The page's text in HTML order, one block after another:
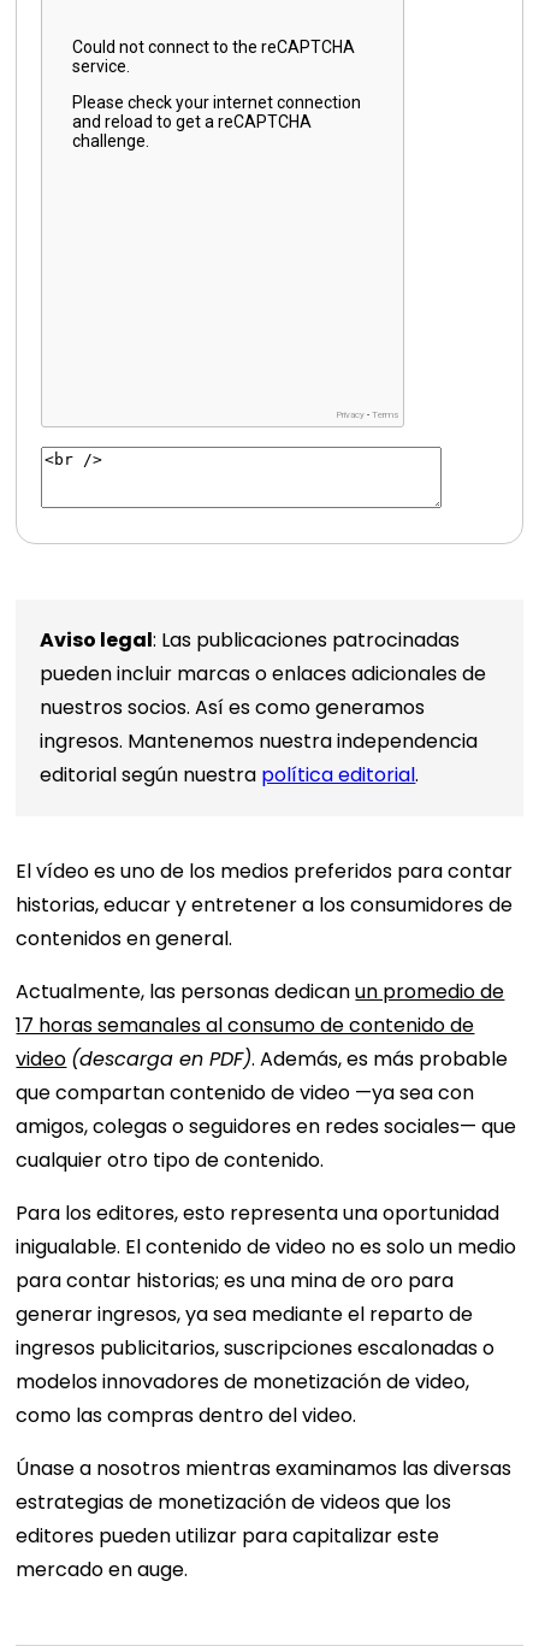
Aviso legal: Las publicaciones patrocinadas
pueden incluir marcas o enlaces adicionales de
nuestros socios. Así es como generamos
ingresos. Mantenemos nuestra independencia
editorial según nuestra política editorial.
El vídeo es uno de los medios preferidos para contar
historias, educar y entretener a los consumidores de
contenidos en general.
Actualmente, las personas dedicanun promedio de
17 horas semanales al consumo de contenido de
video (descarga en PDF). Además, es más probable
que compartan contenido de video —ya sea con
amigos, colegas o seguidores en redes sociales— que
cualquier otro tipo de contenido.
Para los editores, esto representa una oportunidad
inigualable. El contenido de video no es solo un medio
para contar historias; es una mina de oro para
generar ingresos, ya sea mediante el reparto de
ingresos publicitarios, suscripciones escalonadas o
modelos innovadores de monetización de video,
como las compras dentro del video.
Únase a nosotros mientras examinamos las diversas
estrategias de monetización de videos que los
editores pueden utilizar para capitalizar este
mercado en auge.